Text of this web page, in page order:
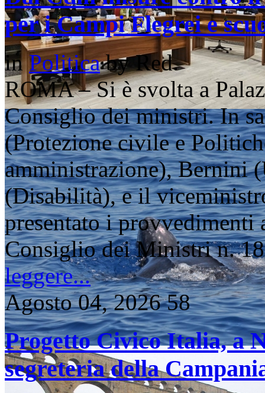
per i Campi Flegrei e
inPoliticabyRed.
ROMA – Si è svolta a
Consiglio dei ministri. In
(Protezione civile e
amministrazione), Bernini
(Disabilità), e il
presentato i provvedimenti
Consiglio dei Ministri n.
leggere...
Agosto 04, 2026 58
Progetto Civico Italia, a
segreteria della